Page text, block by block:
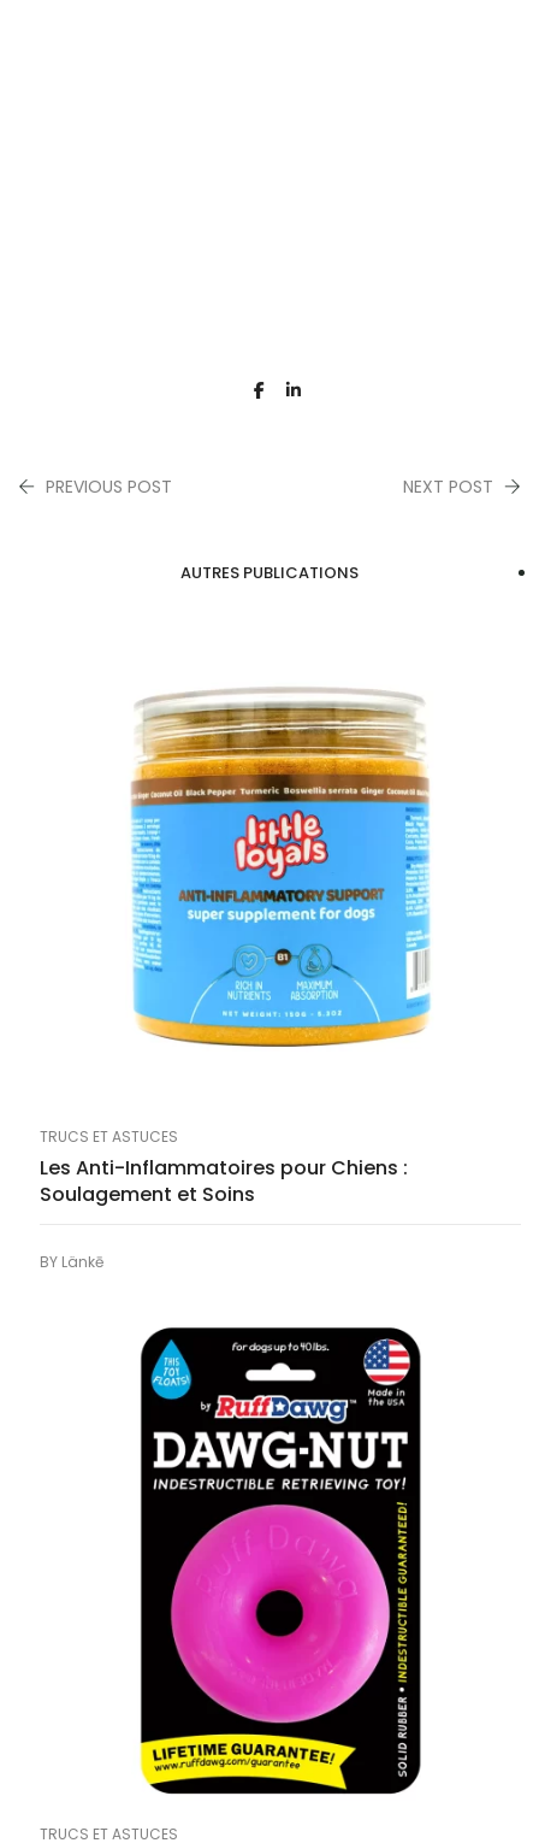
PREVIOUS POST NEXT POST
AUTRES PUBLICATIONS
TRUCS ET ASTUCES
Les Anti-Inflammatoires pour Chiens :
Soulagement et Soins
BY Länkē
TRUCS ET ASTUCES